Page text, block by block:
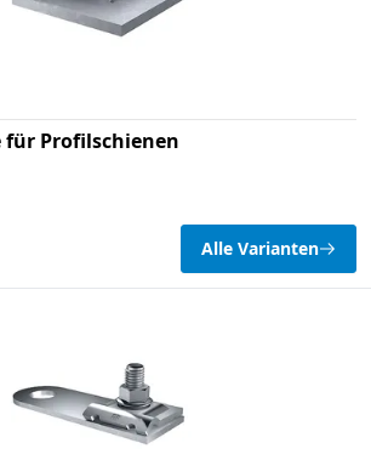
Profilschienen
Alle Varianten